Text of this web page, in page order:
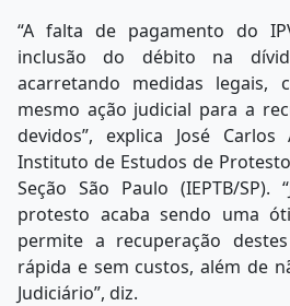
“A falta de pagamento do
inclusão do débito na
acarretando medidas legais,
mesmo ação judicial para a
devidos”, explica José
Instituto de Estudos de
Seção São Paulo (IEPTB/
protesto acaba sendo uma
permite a recuperação
rápida e sem custos, além de
Judiciário”, diz.